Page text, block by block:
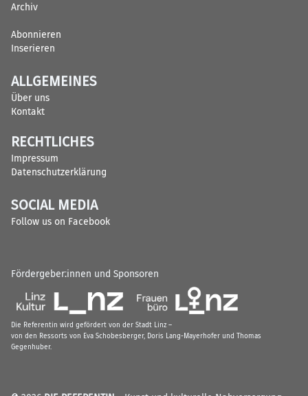
Archiv
Abonnieren
Inserieren
ALLGEMEINES
Über uns
Kontakt
RECHTLICHES
Impressum
Datenschutzerklärung
SOCIAL MEDIA
Follow us on Facebook
Fördergeber:innen und Sponsoren
Die Referentin wird gefördert von der Stadt Linz –
von den Ressorts von Eva Schobesberger, Doris Lang-Mayerhofer und Thomas
Gegenhuber.